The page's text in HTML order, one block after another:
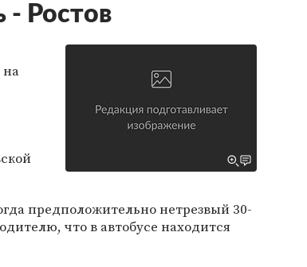
- Ростов
на
предположительно нетрезвый 30-
что в автобусе находится